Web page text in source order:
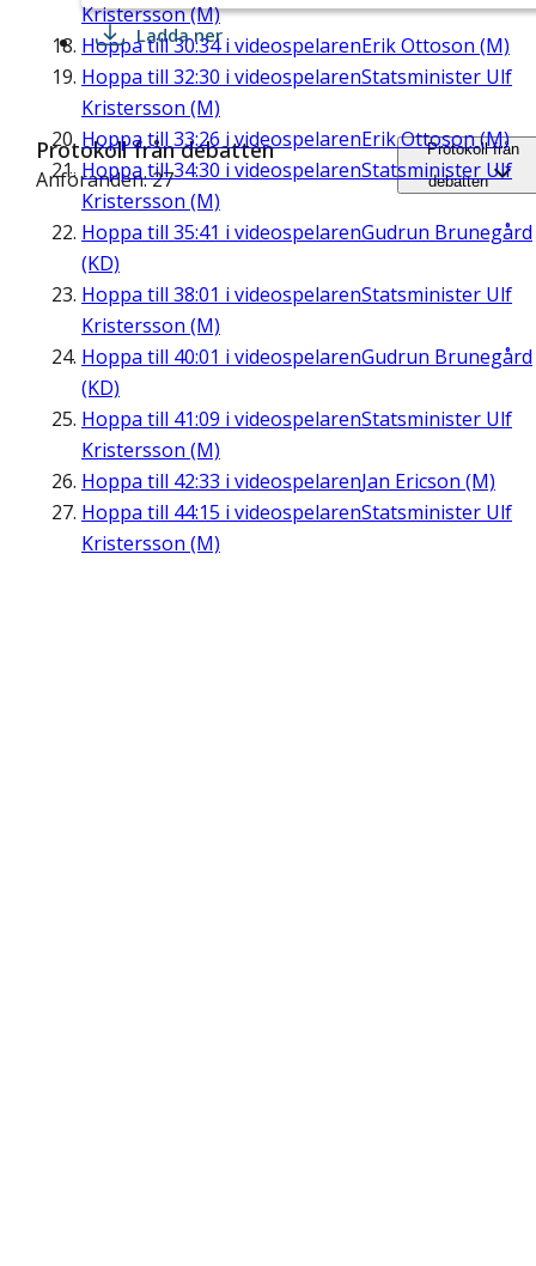
Kristersson (M)
Hoppa till30:34i videospelarenErik Ottoson (M)
Hoppa till 32:30 i videospelarenStatsminister Ulf
Kristersson (M)
Hoppa till 33:26 i videospelarenErik Ottoson (M)
Hoppa till34:30 i videospelarenStatsminister Ulf
Kristersson (M)
Hoppa till 35:41 i videospelarenGudrun Brunegård
(KD)
Hoppa till 38:01 i videospelarenStatsminister Ulf
Kristersson (M)
Hoppa till 40:01 i videospelarenGudrun Brunegård
(KD)
Hoppa till 41:09 i videospelarenStatsminister Ulf
Kristersson (M)
Hoppa till 42:33 i videospelarenJan Ericson (M)
Hoppa till 44:15 i videospelarenStatsminister Ulf
Kristersson (M)
Ladda ner
Protokoll från debatten
Anföranden: 27
Protokoll från
debatten